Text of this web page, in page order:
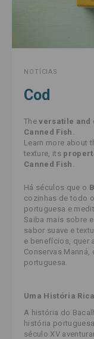
NOTÍCIAS
Cod
Theversatile and
Canned Fish .
Learn more about
texture, its
Canned Fish .
Há séculos que o
cozinhas de todo
portuguesa e
Saiba mais sobre
sabor suave e
e benefícios, quer
Conservas
portuguesa.
Uma História Rica
A história do
história
século XV